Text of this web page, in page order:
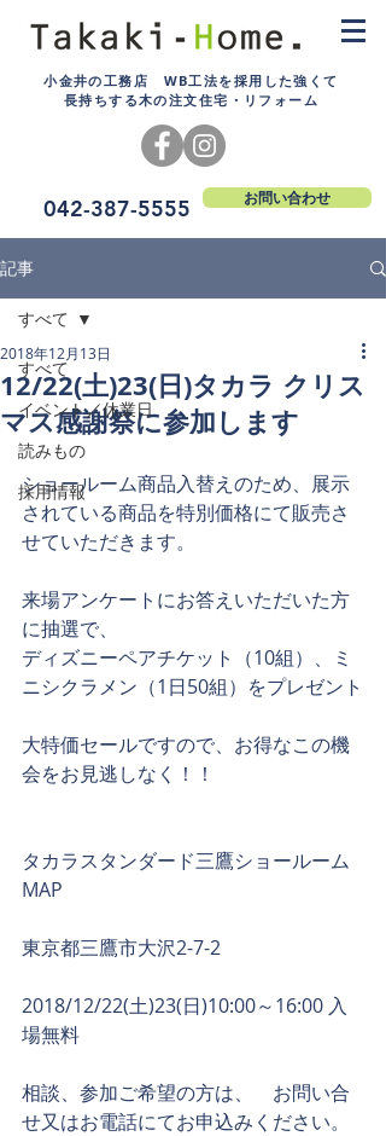
小金井の工務店 WB工法を採用した強くて
長持ちする木の注文住宅・リフォーム
042-387-5555 お問い合わせ
記事
すべて
イベント／休業日
読みもの
採用情報
すべて
12/22(土)23(日)タカラ クリス
マス感謝祭に参加します
2018年12月13日
ショールーム商品入替えのため、展示
されている商品を特別価格にて販売さ
せていただきます。
来場アンケートにお答えいただいた方
に抽選で、
ディズニーペアチケット（10組）、ミ
ニシクラメン（1日50組）をプレゼント
大特価セールですので、お得なこの機
会をお見逃しなく！！
タカラスタンダード三鷹ショールーム
MAP
東京都三鷹市大沢2-7-2
2018/12/22(土)23(日)10:00～16:00 入
場無料
相談、参加ご希望の方は、 お問い合
せ又はお電話にてお申込みください。